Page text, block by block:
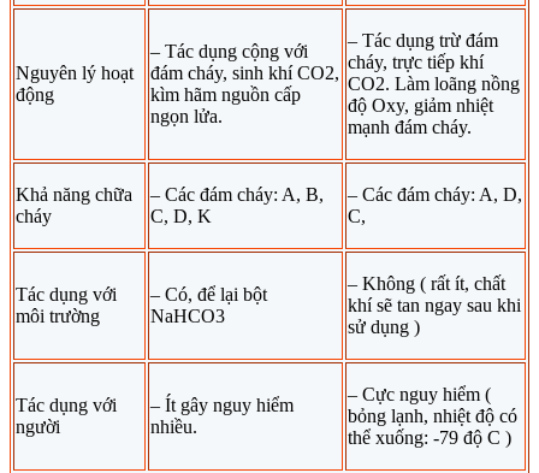
Nguyên lý hoạt
động
– Tác dụng cộng với
đám cháy, sinh khí CO2,
kìm hãm nguồn cấp
ngọn lửa.
– Tác dụng trừ đám
cháy, trực tiếp khí
CO2. Làm loãng nồng
độ Oxy, giảm nhiệt
mạnh đám cháy.
Khả năng chữa
cháy
– Các đám cháy: A, B,
C, D, K
– Các đám cháy: A, D,
C,
Tác dụng với
môi trường
– Có, để lại bột
NaHCO3
– Không ( rất ít, chất
khí sẽ tan ngay sau khi
sử dụng )
Tác dụng với
người
– Ít gây nguy hiểm
nhiều.
– Cực nguy hiểm (
bỏng lạnh, nhiệt độ có
thể xuống: -79 độ C )